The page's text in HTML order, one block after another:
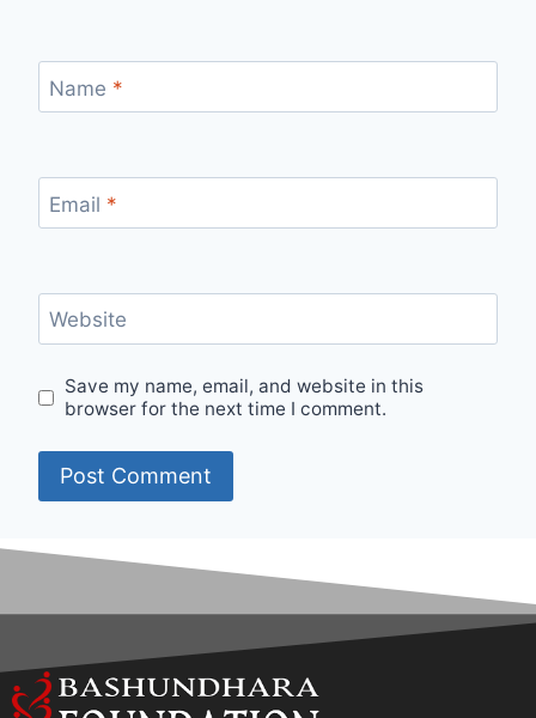
Name *
Email *
Website
Save my name, email, and website in this
browser for the next time I comment.